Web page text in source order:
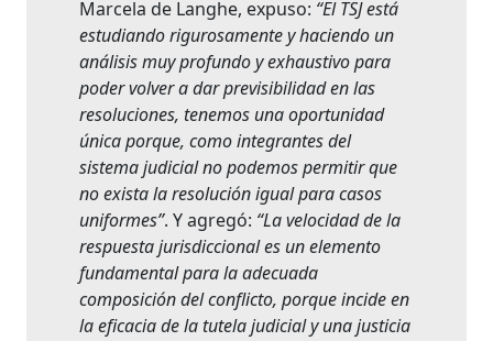
Marcela de Langhe, expuso: “El TSJ está
estudiando rigurosamente y haciendo un
análisis muy profundo y exhaustivo para
poder volver a dar previsibilidad en las
resoluciones, tenemos una oportunidad
única porque, como integrantes del
sistema judicial no podemos permitir que
no exista la resolución igual para casos
uniformes”. Y agregó: “La velocidad de la
respuesta jurisdiccional es un elemento
fundamental para la adecuada
composición del conflicto, porque incide en
la eficacia de la tutela judicial y una justicia